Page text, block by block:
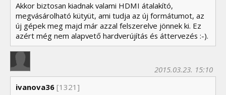
Akkor biztosan kiadnak valami HDMI átalakító,
megvásárolható kütyüt, ami tudja az új formátumot, az
új gépek meg majd már azzal felszerelve jönnek ki. Ez
azért még nem alapvető hardverújítás és áttervezés :-).
ivanova36
2015.03.23. 15:10
[1321]